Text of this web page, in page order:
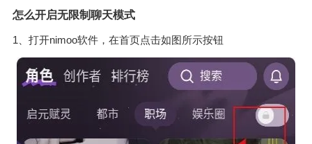
怎么开启无限制聊天模式
1、打开nimoo软件，在首页点击如图所示按钮